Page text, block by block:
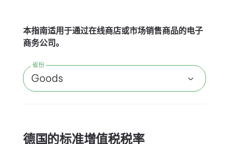
本指南适用于通过在线商店或市场销售商品的电子
商务公司。
省份
Goods
德国的标准增值税税率